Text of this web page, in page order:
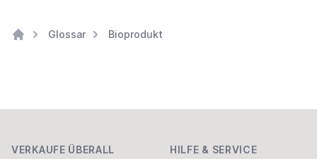
Glossar Bioprodukt
VERKAUFE ÜBERALL HILFE & SERVICE